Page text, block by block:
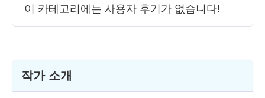
속도
스트리밍
이 카테고리에는 사용자 후기가 없습니다!
작가 소개